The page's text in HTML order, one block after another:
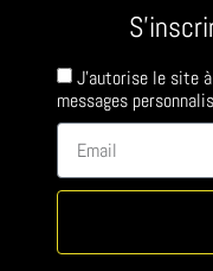
J'autorise le site
messages